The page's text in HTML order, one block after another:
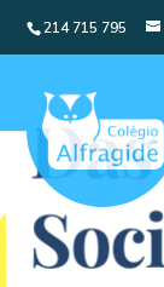
214 715 795